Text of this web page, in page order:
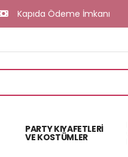
Ödeme İmkanı
PARTY KIYAFETLERİ
VE KOSTÜMLER